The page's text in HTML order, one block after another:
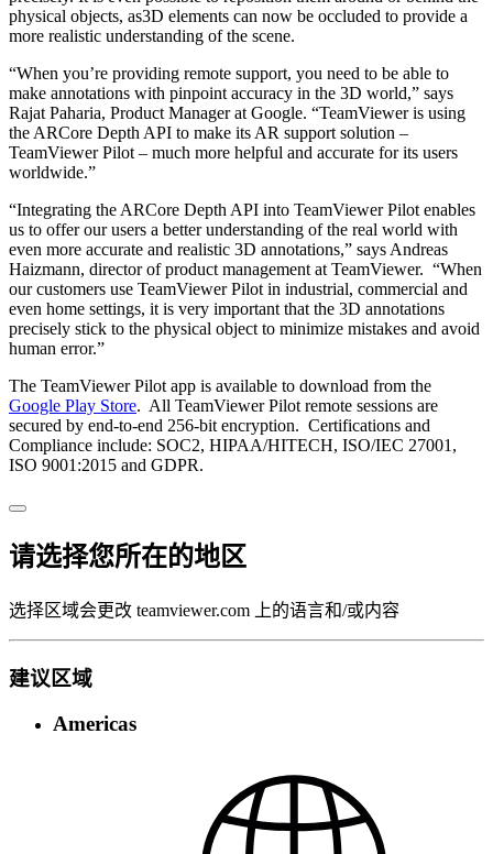
physical objects, as3D elements can now be occluded to provide a
more realistic understanding of the scene.
“When you’re providing remote support, you need to be able to
make annotations with pinpoint accuracy in the 3D world,” says
Rajat Paharia, Product Manager at Google. “TeamViewer is using
the ARCore Depth API to make its AR support solution –
TeamViewer Pilot – much more helpful and accurate for its users
worldwide.”
“Integrating the ARCore Depth API into TeamViewer Pilot enables
us to offer our users a better understanding of the real world with
even more accurate and realistic 3D annotations,” says Andreas
Haizmann, director of product management at TeamViewer. “When
our customers use TeamViewer Pilot in industrial, commercial and
even home settings, it is very important that the 3D annotations
precisely stick to the physical object to minimize mistakes and avoid
human error.”
The TeamViewer Pilot app is available to download from the
Google Play Store. All TeamViewer Pilot remote sessions are
secured by end-to-end 256-bit encryption. Certifications and
Compliance include: SOC2, HIPAA/HITECH, ISO/IEC 27001,
ISO 9001:2015 and GDPR.
请选择您所在的地区
选择区域会更改 teamviewer.com 上的语言和/或内容
建议区域
Americas